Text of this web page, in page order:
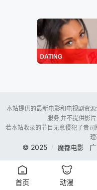
DATING
本站提供的最新电影和电视剧资
服务,并不提供影
若本站收录的节目无意侵犯了贵
理
© 2025 魔都电影 广
首页 动漫